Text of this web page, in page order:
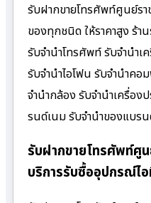
รับฝากขายโทรศัพท์ศูนย์รา
ของทุกชนิด ให้ราคาสูง ร้า
รับจำนำโทรศัพท์ รับจำนำเ
รับจำนำไอโฟน รับจำนำคอ
จำนำกล้อง รับจำนำเครื่อง
รนด์เนม รับจำนำของแบร
รับฝากขายโทรศัพท์ศู
บริการรับซื้ออุปกรณ์ไอ